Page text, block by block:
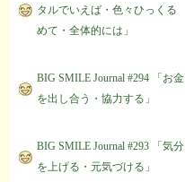
タルでいえば・色々ひっくる
めて・全体的には」
BIG SMILE Journal #294 「お金
を出し合う・協力する」
BIG SMILE Journal #293 「気分
を上げる・元気づける」